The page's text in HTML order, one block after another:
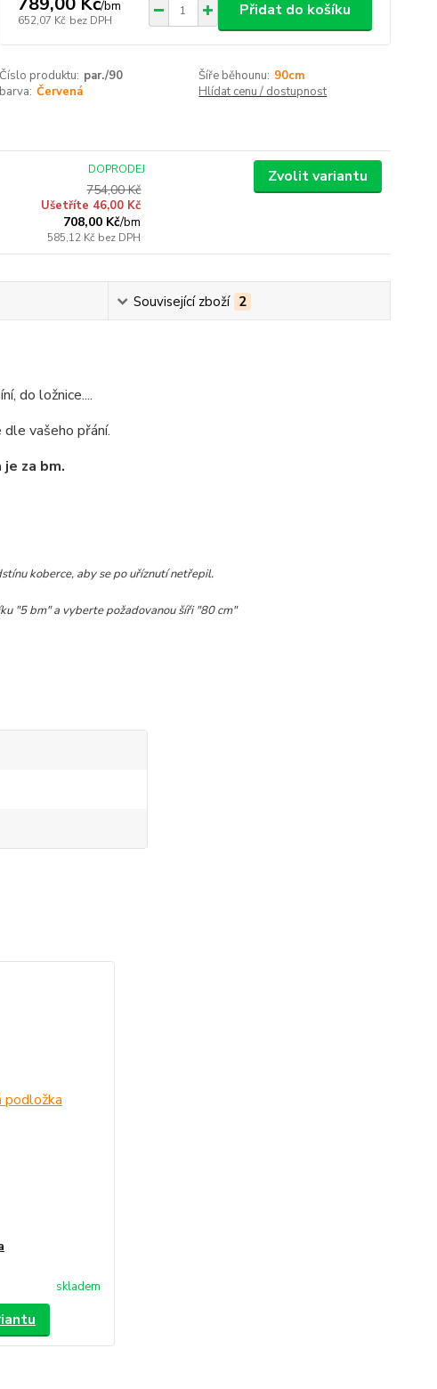
/bm
652,07 Kč bez DPH
Přidat do košíku
Číslo produktu: par./90 Šíře běhounu: 90cm
barva: Červená Hlídat cenu / dostupnost
754,00 Kč
Ušetříte 46,00 Kč
708,00 Kč/bm
585,12 Kč bez DPH
DOPRODEJ Zvolit variantu
Související zboží 2
do ložnice....
vašeho přání.
je za bm.
koberce, aby se po uříznutí netřepil.
"5 bm" a vyberte požadovanou šíři "80 cm"
skladem